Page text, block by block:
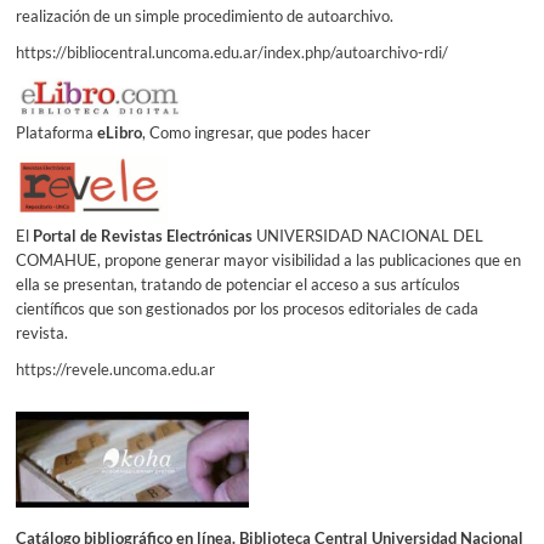
realización de un simple procedimiento de autoarchivo.
https://bibliocentral.uncoma.edu.ar/index.php/autoarchivo-rdi/
Plataforma eLibro, Como ingresar, que podes hacer
El Portal de Revistas ElectrónicasUNIVERSIDAD NACIONAL DEL
COMAHUE, propone generar mayor visibilidad a las publicaciones que en
ella se presentan, tratando de potenciar el acceso a sus artículos
científicos que son gestionados por los procesos editoriales de cada
revista.
https://revele.uncoma.edu.ar
Catálogo bibliográfico en línea. Biblioteca Central Universidad Nacional